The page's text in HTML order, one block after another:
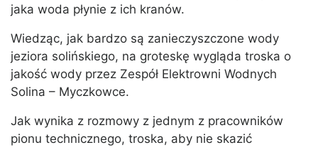
jaka woda płynie z ich kranów.
Wiedząc, jak bardzo są zanieczyszczone wody
jeziora solińskiego, na groteskę wygląda troska o
jakość wody przez Zespół Elektrowni Wodnych
Solina – Myczkowce.
Jak wynika z rozmowy z jednym z pracowników
pionu technicznego, troska, aby nie skazić